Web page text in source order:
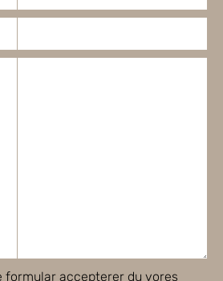
formular accepterer du vores